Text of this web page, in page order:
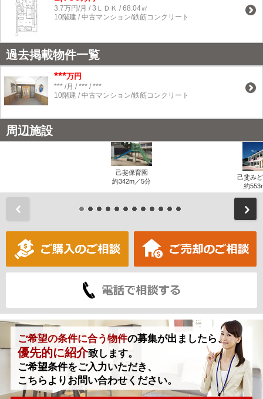
3.7万円/月 / 3ＬＤＫ / 68.04㎡
10階建 / 中古マンション/鉄筋コンクリート
過去掲載物件一覧
***万円
*** /月 / *** / ***
10階建 / 中古マンション/鉄筋コンクリート
周辺施設
己斐保育園
約342m／5分
己斐み
約
ご希望の条件に合う物件の募集が出ましたら、
優先的に紹介致します。
ご希望条件をご入力いただき、
こちらよりお問い合わせください。